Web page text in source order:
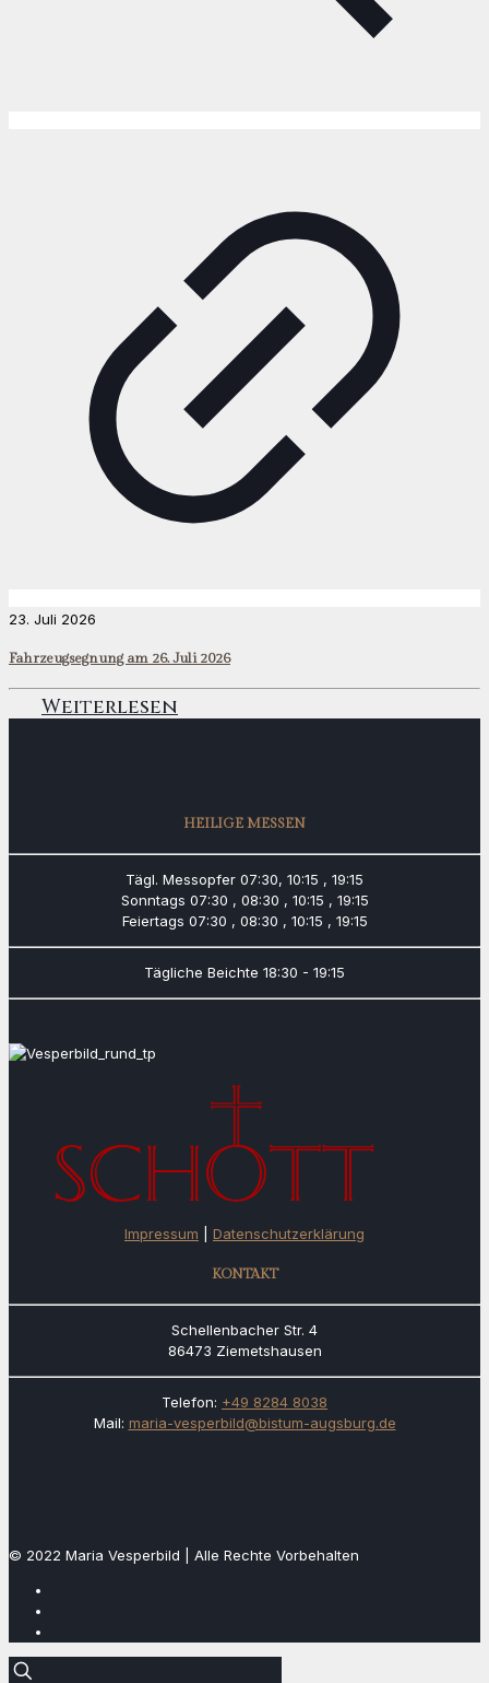
23. Juli 2026
Fahrzeugsegnung am 26. Juli 2026
Weiterlesen
HEILIGE MESSEN
Tägl. Messopfer 07:30, 10:15 , 19:15
Sonntags 07:30 , 08:30 , 10:15 , 19:15
Feiertags 07:30 , 08:30 , 10:15 , 19:15
Tägliche Beichte 18:30 - 19:15
Impressum Datenschutzerklärung
KONTAKT
Schellenbacher Str. 4
86473 Ziemetshausen
Telefon: +49 8284 8038
Mail: maria-vesperbild@bistum-augsburg.de
© 2022 Maria Vesperbild | Alle Rechte Vorbehalten